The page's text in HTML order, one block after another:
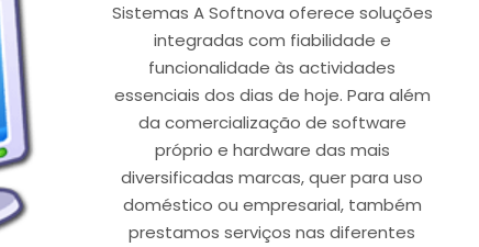
Sistemas A Softnova oferece soluções
integradas com fiabilidade e
funcionalidade às actividades
essenciais dos dias de hoje. Para além
da comercialização de software
próprio e hardware das mais
diversificadas marcas, quer para uso
doméstico ou empresarial, também
prestamos serviços nas diferentes